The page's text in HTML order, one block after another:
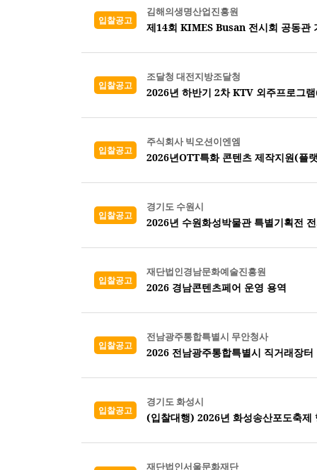
입찰공고
김해의생명산업진흥원
제14회 KIMES Busan 전시회 공동관
입찰공고
조달청 대전지방조달청
2026년 하반기 2차 KTV 외주프로그
입찰공고
주식회사 빅오션이엔엠
2026년OTT특화 콘텐츠 제작지원(
입찰공고
경기도 수원시
2026년 수원화성박물관 특별기획전
입찰공고
재단법인경남문화예술진흥원
2026 경남콘텐츠페어 운영 용역
입찰공고
전남광주통합특별시 무안청사
2026 전남광주통합특별시 직거래장
입찰공고
경기도 화성시
(입찰대행) 2026년 화성송산포도축제
재단법인서울문화재단